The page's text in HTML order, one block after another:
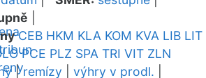
CEB HKM KLA KOM KVA LIB LIT
PCE PLZ SPA TRI VIT ZLN
|remízy výhry v prodl.